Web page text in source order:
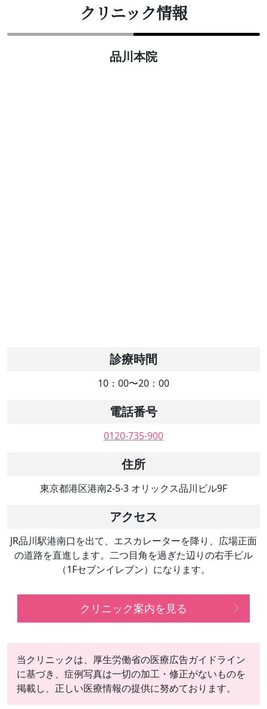
クリニック情報
品川本院
診療時間
10：00〜20：00
電話番号
0120-735-900
住所
東京都港区港南2-5-3 オリックス品川ビル9F
アクセス
JR品川駅港南口を出て、エスカレーターを降り、広場正面
の道路を直進します。二つ目角を過ぎた辺りの右手ビル
（1Fセブンイレブン）になります。
クリニック案内を見る
当クリニックは、厚生労働省の医療広告ガイドライン
に基づき、症例写真は一切の加工・修正がないものを
掲載し、正しい医療情報の提供に努めております。